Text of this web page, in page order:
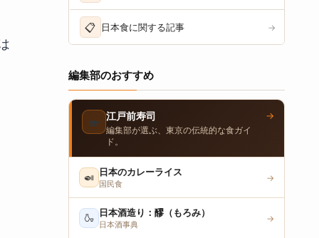
📋 日本食に関する記事 →
編集部のおすすめ
🍣 江戸前寿司
編集部が選ぶ、東京の伝統的な食ガイ
ド。
→
🍛 日本のカレーライス
国民食
→
🍶 日本酒造り：醪（もろみ）
日本酒事典
→